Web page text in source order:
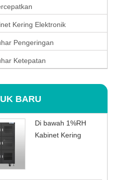
Kering Elektronik
Pengeringan
Ketepatan
BARU
Di bawah 1%RH
Kabinet Kering